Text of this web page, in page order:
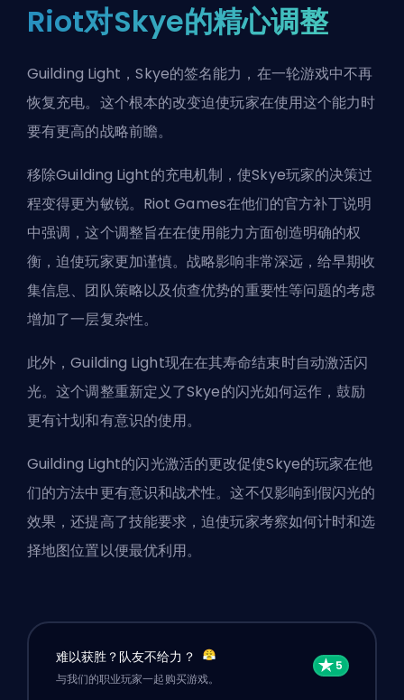
Riot对Skye的精心调整
Guilding Light，Skye的签名能力，在一轮游戏中不再
恢复充电。这个根本的改变迫使玩家在使用这个能力时
要有更高的战略前瞻。
移除Guilding Light的充电机制，使Skye玩家的决策过
程变得更为敏锐。Riot Games在他们的官方补丁说明
中强调，这个调整旨在在使用能力方面创造明确的权
衡，迫使玩家更加谨慎。战略影响非常深远，给早期收
集信息、团队策略以及侦查优势的重要性等问题的考虑
增加了一层复杂性。
此外，Guilding Light现在在其寿命结束时自动激活闪
光。这个调整重新定义了Skye的闪光如何运作，鼓励
更有计划和有意识的使用。
Guilding Light的闪光激活的更改促使Skye的玩家在他
们的方法中更有意识和战术性。这不仅影响到假闪光的
效果，还提高了技能要求，迫使玩家考察如何计时和选
择地图位置以便最优利用。
难以获胜？队友不给力？
与我们的职业玩家一起购买游戏。